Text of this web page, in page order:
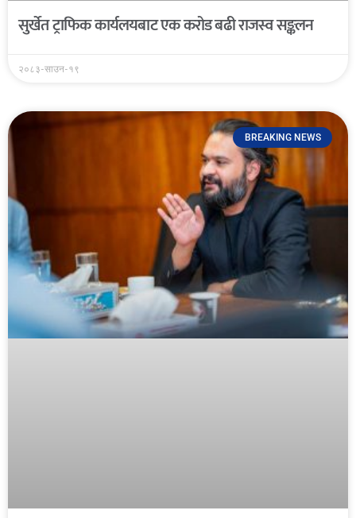
सुर्खेत ट्राफिक कार्यलयबाट एक करोड बढी राजस्व सङ्कलन
२०८३-साउन-१९
BREAKING NEWS